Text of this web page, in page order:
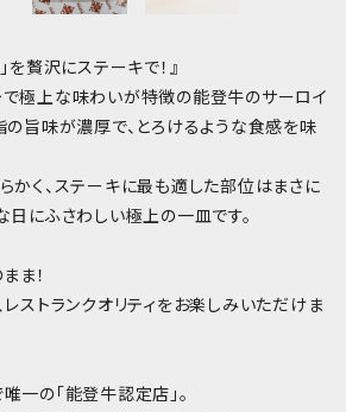
を贅沢にステーキで！』
極上な味わいが特徴の能登牛のサーロイ
の旨味が濃厚で、とろけるような食感を味
かく、ステーキに最も適した部位はまさに
日にふさわしい極上の一皿です。
ま！
ストランクオリティをお楽しみいただけま
一の「能登牛認定店」。